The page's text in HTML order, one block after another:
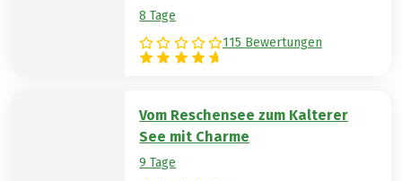
8 Tage
115 Bewertungen
Vom Reschensee zum Kalterer
See mit Charme
9 Tage